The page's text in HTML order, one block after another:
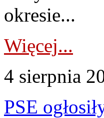
okresie...
Więcej...
4 sierpnia
PSE